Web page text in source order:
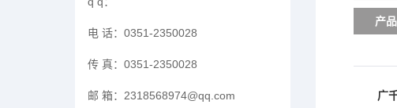
电 话： 0351-2350028
传 真： 0351-2350028
邮 箱： 2318568974@qq.com
产
广